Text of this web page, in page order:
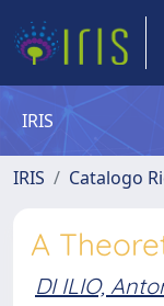
IRIS
IRIS Catalogo
A
DI ILIO,